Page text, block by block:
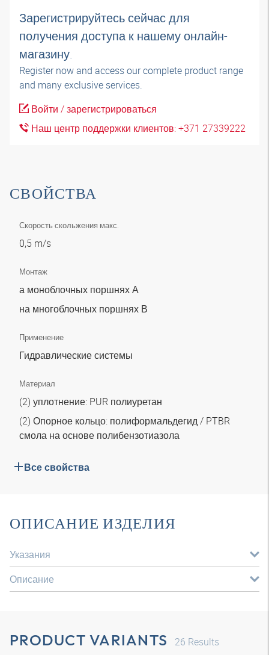
Зарегистрируйтесь сейчас для
получения доступа к нашему онлайн-
магазину.
Register now and access our complete product range
and many exclusive services.
Войти / зарегистрироваться
Наш центр поддержки клиентов: +371 27339222
СВОЙСТВА
Скорость скольжения макс.
0,5 m/s
Монтаж
а моноблочных поршнях А
на многоблочных поршнях В
Применение
Гидравлические системы
Материал
(2) уплотнение: PUR полиуретан
(2) Опорное кольцо: полиформальдегид / PTBR
смола на основе полибензотиазола
Все свойства
ОПИСАНИЕ ИЗДЕЛИЯ
Указания
Описание
PRODUCT VARIANTS 26 Results